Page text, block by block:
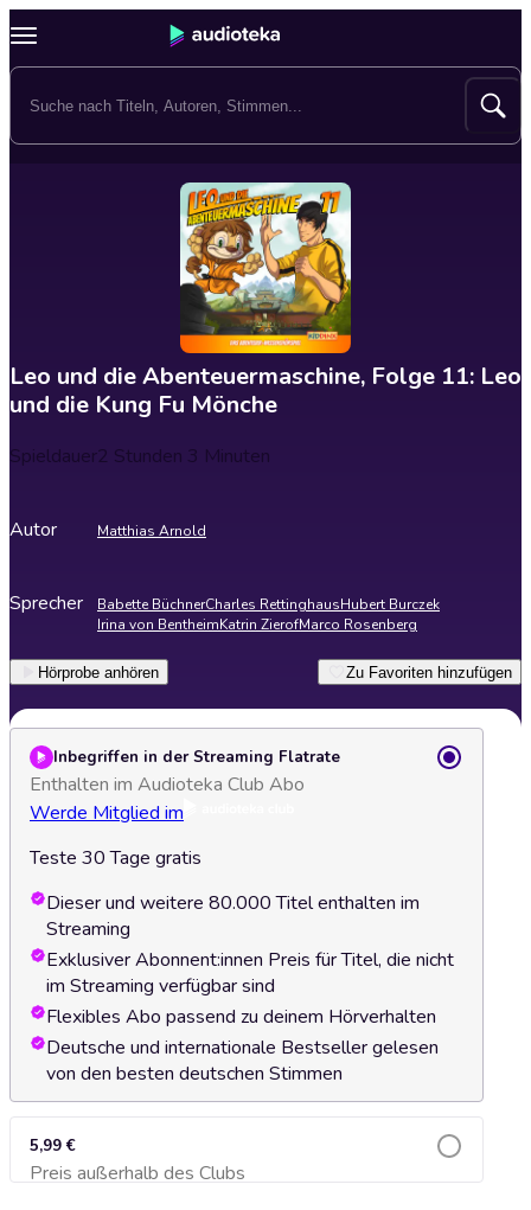
Leo und die Abenteuermaschine, Folge 11: Leo
und die Kung Fu Mönche
Spieldauer2 Stunden 3 Minuten
Autor Matthias Arnold
Sprecher Babette BüchnerCharles RettinghausHubert Burczek
Irina von BentheimKatrin ZierofMarco Rosenberg
Hörprobe anhören Zu Favoriten hinzufügen
Inbegriffen in der Streaming Flatrate
Enthalten im Audioteka Club Abo
Werde Mitglied im
Teste 30 Tage gratis
Dieser und weitere 80.000 Titel enthalten im
Streaming
Exklusiver Abonnent:innen Preis für Titel, die nicht
im Streaming verfügbar sind
Flexibles Abo passend zu deinem Hörverhalten
Deutsche und internationale Bestseller gelesen
von den besten deutschen Stimmen
5,99 €
Preis außerhalb des ClubsZum Warenkorb hinzufügen